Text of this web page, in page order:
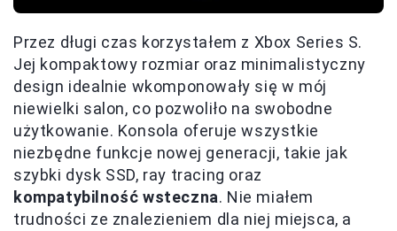
Przez długi czas korzystałem z Xbox Series S.
Jej kompaktowy rozmiar oraz minimalistyczny
design idealnie wkomponowały się w mój
niewielki salon, co pozwoliło na swobodne
użytkowanie. Konsola oferuje wszystkie
niezbędne funkcje nowej generacji, takie jak
szybki dysk SSD, ray tracing oraz
kompatybilność wsteczna. Nie miałem
trudności ze znalezieniem dla niej miejsca, a